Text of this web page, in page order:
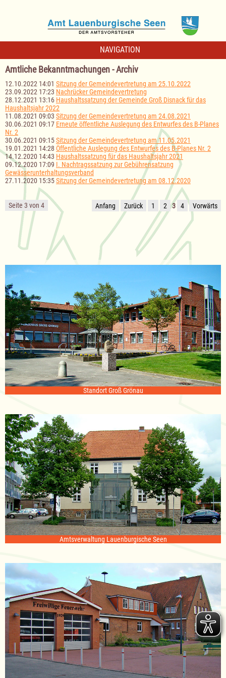
NAVIGATION
Amtliche Bekanntmachungen - Archiv
12.10.2022 14:01 Sitzung der Gemeindevertretung am 25.10.2022
23.09.2022 17:23 Nachrücker Gemeindevertretung
28.12.2021 13:16 Haushaltssatzung der Gemeinde Groß Disnack für das
Haushaltsjahr 2022
11.08.2021 09:03 Sitzung der Gemeindevertretung am 24.08.2021
30.06.2021 09:17 Erneute öffentliche Auslegung des Entwurfes des B-Planes
Nr. 2
30.06.2021 09:15Sitzung der Gemeindevertretung am 11.05.2021
19.01.2021 14:28 Öffentliche Auslegung des Entwurfes des B-Planes Nr. 2
14.12.2020 14:43 Haushaltssatzung für das Haushaltsjahr 2021
09.12.2020 17:09 I. Nachtragssatzung zur Gebührensatzung
Gewässerunterhaltungsverband
27.11.2020 15:35Sitzung der Gemeindevertretung am 08.12.2020
Seite 3 von 4 Anfang Zurück 1 2 3 4 Vorwärts
Standort Groß Grönau
Amtsverwaltung Lauenburgische Seen